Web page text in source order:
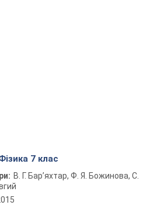
7 клас
В. Г. Бар’яхтар, Ф. Я. Божинова, С.